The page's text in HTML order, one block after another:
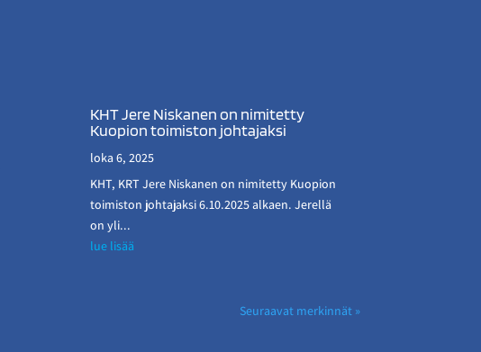
KHT Jere Niskanen on nimitetty
Kuopion toimiston johtajaksi
loka 6, 2025
KHT, KRT Jere Niskanen on nimitetty Kuopion
toimiston johtajaksi 6.10.2025 alkaen. Jerellä
on yli...
lue lisää
Seuraavat merkinnät »